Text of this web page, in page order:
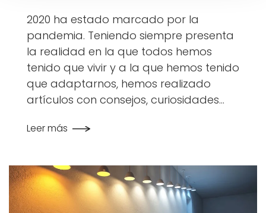
2020 ha estado marcado por la
pandemia. Teniendo siempre presenta
la realidad en la que todos hemos
tenido que vivir y a la que hemos tenido
que adaptarnos, hemos realizado
artículos con consejos, curiosidades…
Leer más